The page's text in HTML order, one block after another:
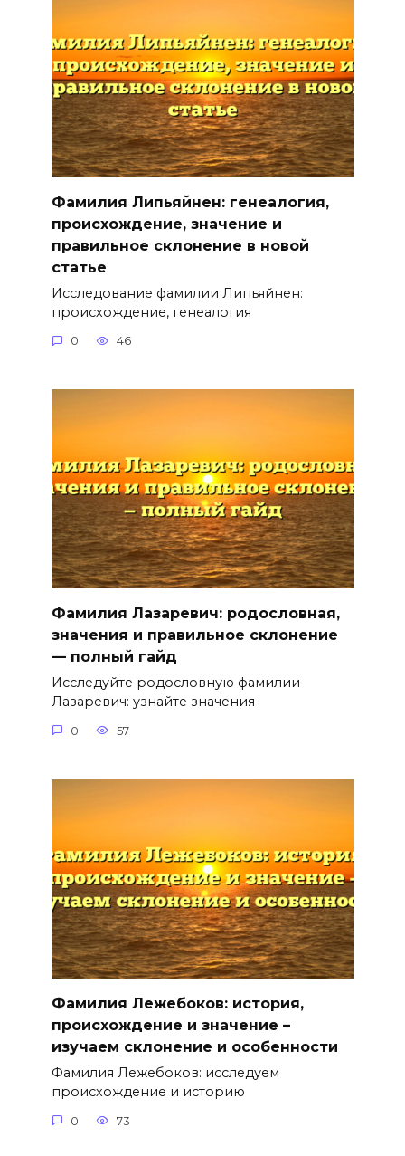
Фамилия Липьяйнен: генеалогия,
происхождение, значение и
правильное склонение в новой
статье
Исследование фамилии Липьяйнен:
происхождение, генеалогия
0 46
Фамилия Лазаревич: родословная,
значения и правильное склонение
— полный гайд
Исследуйте родословную фамилии
Лазаревич: узнайте значения
0 57
Фамилия Лежебоков: история,
происхождение и значение –
изучаем склонение и особенности
Фамилия Лежебоков: исследуем
происхождение и историю
0 73